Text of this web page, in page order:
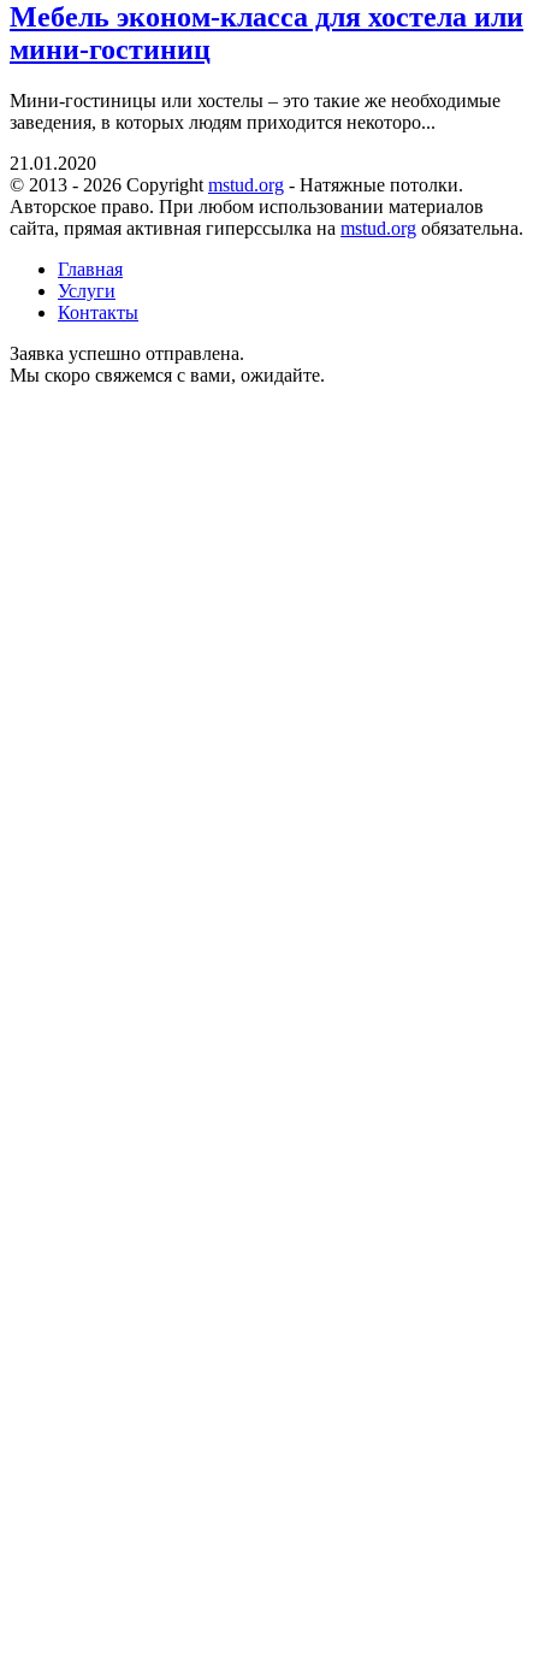
Мебель эконом-класса для хостела или
мини-гостиниц
Мини-гостиницы или хостелы – это такие же необходимые
заведения, в которых людям приходится некоторо...
21.01.2020
© 2013 - 2026 Copyright mstud.org - Натяжные потолки.
Авторское право. При любом использовании материалов
сайта, прямая активная гиперссылка на mstud.org обязательна.
Главная
Услуги
Контакты
Заявка успешно отправлена.
Мы скоро свяжемся с вами, ожидайте.